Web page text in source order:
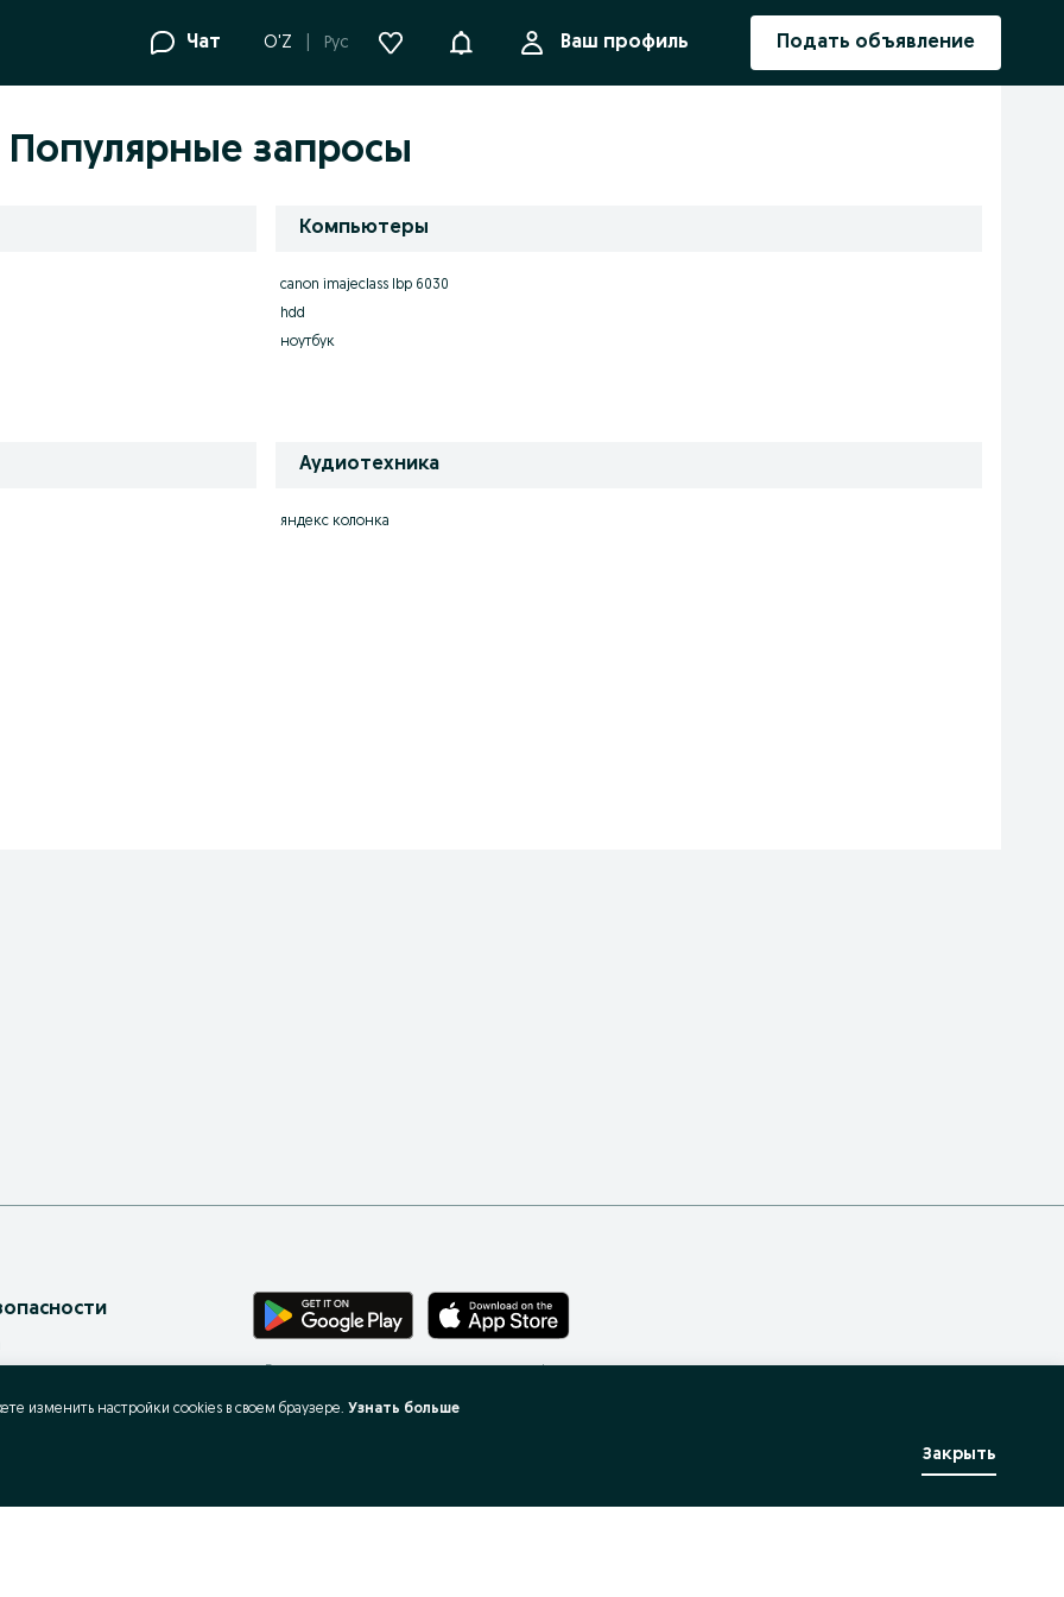
Чат O'Z Рус УведомленияВаш профиль Подать объявление
запросы
Компьютеры
canon imajeclass lbp 6030
hdd
ноутбук
Аудиотехника
яндекс колонка
страницы
изменить настройки cookies в своeм браузере. Узнать больше
Закрыть